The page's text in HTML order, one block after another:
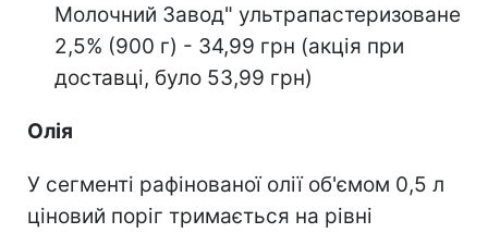
Молочний Завод" ультрапастеризоване
2,5% (900 г) - 34,99 грн (акція при
доставці, було 53,99 грн)
Олія
У сегменті рафінованої олії об'ємом 0,5 л
ціновий поріг тримається на рівні